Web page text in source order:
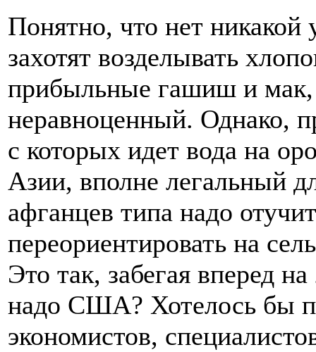
Понятно, что нет никакой
захотят возделывать
прибыльные гашиш и мак,
неравноценный. Однако,
с которых идет вода на
Азии, вполне легальный
афганцев типа надо
переориентировать на
Это так, забегая вперед
надо США? Хотелось бы
экономистов,